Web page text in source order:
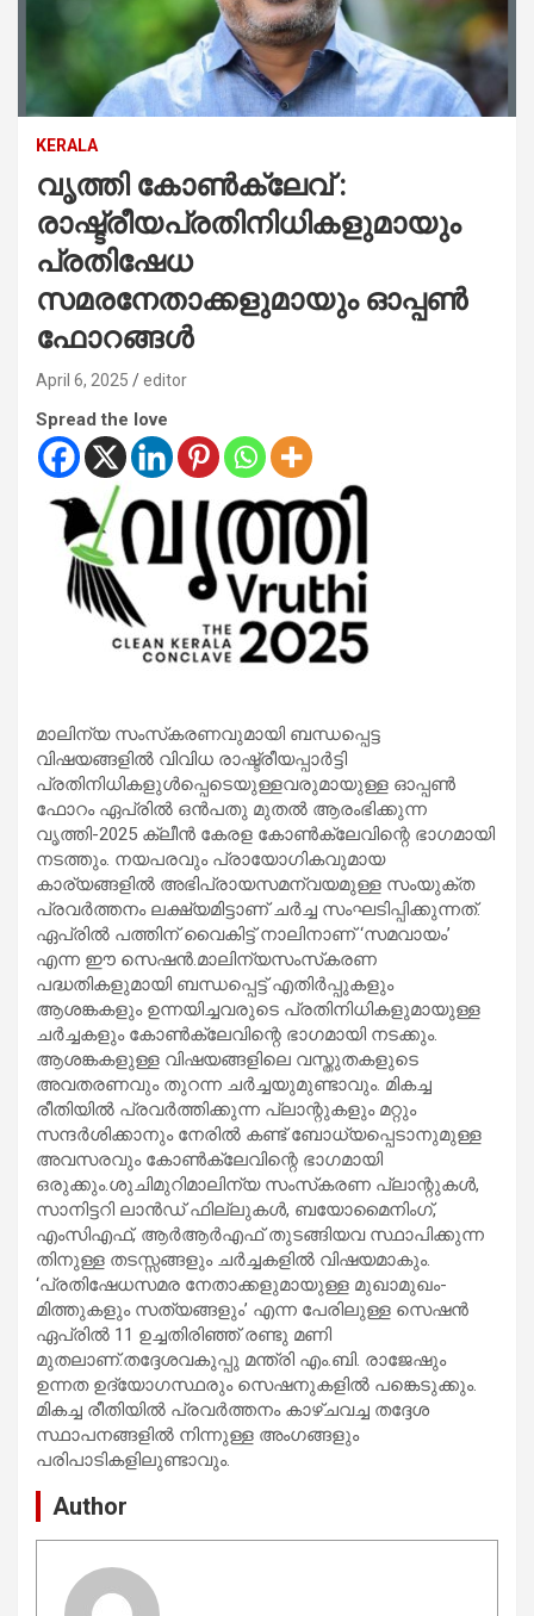
KERALA
വൃത്തി കോൺക്ലേവ് :
രാഷ്ട്രീയപ്രതിനിധികളുമായും
പ്രതിഷേധ
സമരനേതാക്കളുമായും ഓപ്പൺ
ഫോറങ്ങൾ
April 6, 2025 editor
Spread the love
മാലിന്യ സംസ്‌കരണവുമായി ബന്ധപ്പെട്ട
വിഷയങ്ങളിൽ വിവിധ രാഷ്ട്രീയപ്പാർട്ടി
പ്രതിനിധികളുൾപ്പെടെയുള്ളവരുമായുള്ള ഓപ്പൺ
ഫോറം ഏപ്രിൽ ഒൻപതു മുതൽ ആരംഭിക്കുന്ന
വൃത്തി-2025 ക്ലീൻ കേരള കോൺക്ലേവിന്റെ ഭാഗമായി
നടത്തും. നയപരവും പ്രായോഗികവുമായ
കാര്യങ്ങളിൽ അഭിപ്രായസമന്വയമുള്ള സംയുക്ത
പ്രവർത്തനം ലക്ഷ്യമിട്ടാണ് ചർച്ച സംഘടിപ്പിക്കുന്നത്.
ഏപ്രിൽ പത്തിന് വൈകിട്ട് നാലിനാണ് ‘സമവായം’
എന്ന ഈ സെഷൻ.മാലിന്യസംസ്‌കരണ
പദ്ധതികളുമായി ബന്ധപ്പെട്ട് എതിർപ്പുകളും
ആശങ്കകളും ഉന്നയിച്ചവരുടെ പ്രതിനിധികളുമായുള്ള
ചർച്ചകളും കോൺക്ലേവിന്റെ ഭാഗമായി നടക്കും.
ആശങ്കകളുള്ള വിഷയങ്ങളിലെ വസ്തുതകളുടെ
അവതരണവും തുറന്ന ചർച്ചയുമുണ്ടാവും. മികച്ച
രീതിയിൽ പ്രവർത്തിക്കുന്ന പ്ലാന്റുകളും മറ്റും
സന്ദർശിക്കാനും നേരിൽ കണ്ട് ബോധ്യപ്പെടാനുമുള്ള
അവസരവും കോൺക്ലേവിന്റെ ഭാഗമായി
ഒരുക്കും.ശുചിമുറിമാലിന്യ സംസ്‌കരണ പ്ലാന്റുകൾ,
സാനിട്ടറി ലാൻഡ് ഫില്ലുകൾ, ബയോമൈനിംഗ്,
എംസിഎഫ്, ആർആർഎഫ് തുടങ്ങിയവ സ്ഥാപിക്കുന്ന
തിനുള്ള തടസ്സങ്ങളും ചർച്ചകളിൽ വിഷയമാകും.
‘പ്രതിഷേധസമര നേതാക്കളുമായുള്ള മുഖാമുഖം-
മിത്തുകളും സത്യങ്ങളും’ എന്ന പേരിലുള്ള സെഷൻ
ഏപ്രിൽ 11 ഉച്ചതിരിഞ്ഞ് രണ്ടു മണി
മുതലാണ്.തദ്ദേശവകുപ്പു മന്ത്രി എം.ബി. രാജേഷും
ഉന്നത ഉദ്യോഗസ്ഥരും സെഷനുകളിൽ പങ്കെടുക്കും.
മികച്ച രീതിയിൽ പ്രവർത്തനം കാഴ്ചവച്ച തദ്ദേശ
സ്ഥാപനങ്ങളിൽ നിന്നുള്ള അംഗങ്ങളും
പരിപാടികളിലുണ്ടാവും.
Author